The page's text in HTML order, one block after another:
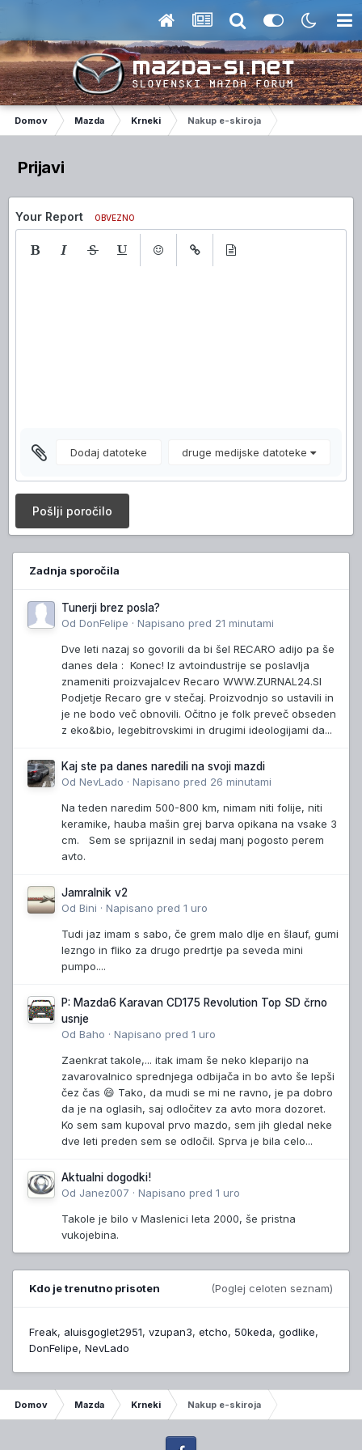
Domov Mazda Krneki Nakup e-skiroja
Prijavi
Your Report OBVEZNO
Dodaj datoteke druge medijske datoteke
Pošlji poročilo
Zadnja sporočila
Tunerji brez posla?
Od DonFelipe · Napisano pred 21 minutami
Dve leti nazaj so govorili da bi šel RECARO adijo pa še
danes dela : Konec! Iz avtoindustrije se poslavlja
znameniti proizvajalcev Recaro WWW.ZURNAL24.SI
Podjetje Recaro gre v stečaj. Proizvodnjo so ustavili in
je ne bodo več obnovili. Očitno je folk preveč obseden
z eko&bio, legebitrovskimi in drugimi ideologijami da...
Kaj ste pa danes naredili na svoji mazdi
Od NevLado · Napisano pred 26 minutami
Na teden naredim 500-800 km, nimam niti folije, niti
keramike, hauba mašin grej barva opikana na vsake 3
cm. Sem se sprijaznil in sedaj manj pogosto perem
avto.
Jamralnik v2
Od Bini · Napisano pred 1 uro
Tudi jaz imam s sabo, če grem malo dlje en šlauf, gumi
lezngo in fliko za drugo predrtje pa seveda mini
pumpo....
P: Mazda6 Karavan CD175 Revolution Top SD črno
usnje
Od Baho · Napisano pred 1 uro
Zaenkrat takole,... itak imam še neko kleparijo na
zavarovalnico sprednjega odbijača in bo avto še lepši
čez čas 😄 Tako, da mudi se mi ne ravno, je pa dobro
da je na oglasih, saj odločitev za avto mora dozoret.
Ko sem sam kupoval prvo mazdo, sem jih gledal neke
dve leti preden sem se odločil. Sprva je bila celo...
Aktualni dogodki!
Od Janez007 · Napisano pred 1 uro
Takole je bilo v Maslenici leta 2000, še pristna
vukojebina.
Kdo je trenutno prisoten (Poglej celoten seznam)
Freak aluisgoglet2951 vzupan3 etcho 50keda godlike
DonFelipe NevLado
Domov Mazda Krneki Nakup e-skiroja